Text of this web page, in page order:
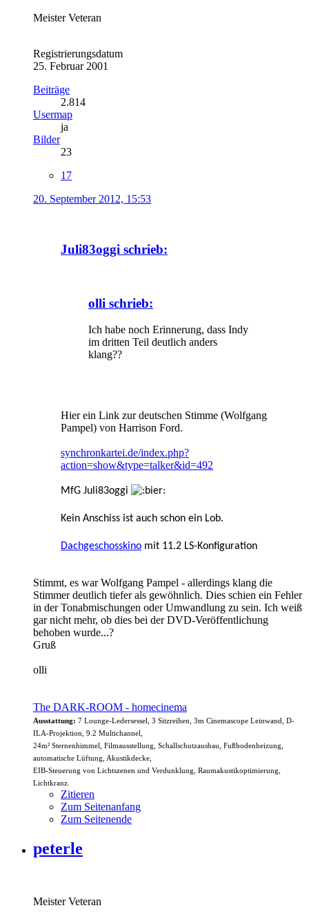
Meister Veteran
Registrierungsdatum
25. Februar 2001
Beiträge
2.814
Usermap
ja
Bilder
23
17
20. September 2012, 15:53
Juli83oggi schrieb:
olli schrieb:
Ich habe noch Erinnerung, dass Indy
im dritten Teil deutlich anders
klang??
Hier ein Link zur deutschen Stimme (Wolfgang
Pampel) von Harrison Ford.
synchronkartei.de/index.php?
action=show&type=talker&id=492
MfG Juli83oggi
Kein Anschiss ist auch schon ein Lob.
Dachgeschosskino mit 11.2 LS-Konfiguration
Stimmt, es war Wolfgang Pampel - allerdings klang die
Stimmer deutlich tiefer als gewöhnlich. Dies schien ein Fehler
in der Tonabmischungen oder Umwandlung zu sein. Ich weiß
gar nicht mehr, ob dies bei der DVD-Veröffentlichung
behoben wurde...?
Gruß
olli
The DARK-ROOM - homecinema
Ausstattung: 7 Lounge-Ledersessel, 3 Sitzreihen, 3m Cinemascope Leinwand, D-
ILA-Projektion, 9.2 Multichannel,
24m² Sternenhimmel, Filmausstellung, Schallschutzausbau, Fußbodenheizung,
automatische Lüftung, Akustikdecke,
EIB-Steuerung von Lichtszenen und Verdunklung, Raumakustikoptimierung,
Lichtkranz.
Zitieren
Zum Seitenanfang
Zum Seitenende
peterle
Meister Veteran